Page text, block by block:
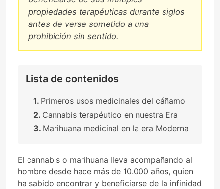
propiedades terapéuticas durante siglos
antes de verse sometido a una
prohibición sin sentido.
Lista de contenidos
Primeros usos medicinales del cáñamo
Cannabis terapéutico en nuestra Era
Marihuana medicinal en la era Moderna
El cannabis o marihuana lleva acompañando al
hombre desde hace más de 10.000 años, quien
ha sabido encontrar y beneficiarse de la infinidad